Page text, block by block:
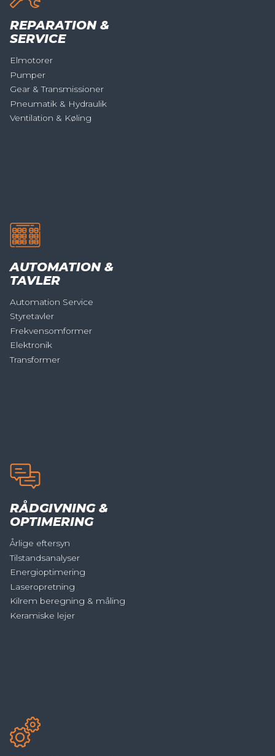
REPARATION &
SERVICE
Elmotorer
Pumper
Gear & Transmissioner
Pneumatik & Hydraulik
Ventilation & Køling
AUTOMATION &
TAVLER
Automation Service
Styretavler
Frekvensomformer
Elektronik
Transformer
RÅDGIVNING &
OPTIMERING
Årlige eftersyn
Tilstandsanalyser
Energioptimering
Laseropretning
Kilrem beregning & måling
Keramiske lejer